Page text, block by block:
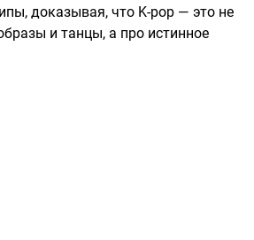
доказывая, что K-pop — это не
и танцы, а про истинное